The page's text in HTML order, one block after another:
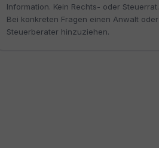
Information. Kein Rechts- oder Steuerrat.
Bei konkreten Fragen einen Anwalt oder
Steuerberater hinzuziehen.